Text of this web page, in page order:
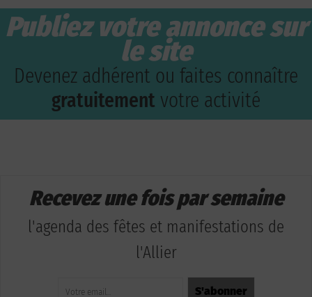
Publiez votre annonce sur
le site
Devenez adhérent ou faites connaître
gratuitement votre activité
Recevez une fois par semaine
l'agenda des fêtes et manifestations de
l'Allier